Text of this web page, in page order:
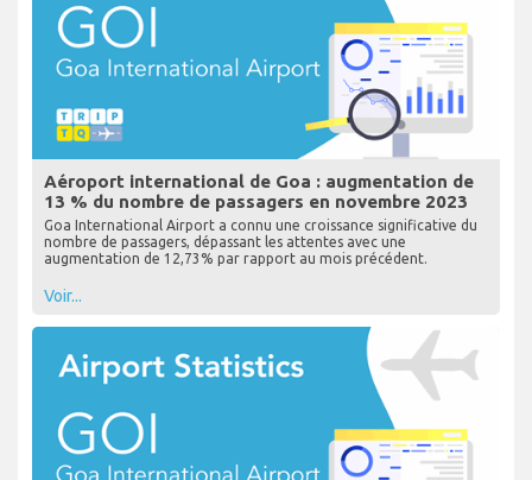
Aéroport international de Goa : augmentation de
13 % du nombre de passagers en novembre 2023
Goa International Airport a connu une croissance significative du
nombre de passagers, dépassant les attentes avec une
augmentation de 12,73% par rapport au mois précédent.
Voir...